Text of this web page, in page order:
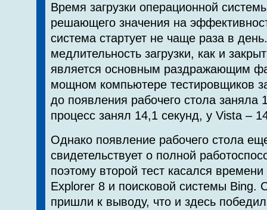
Время загрузки операционной
решающего значения на
система стартует не чаще раза в
медлительность загрузки, как и
является основным раздражающим
мощном компьютере тестировщиков
до появления рабочего стола заняла
процесс занял 14,1 секунд, у Vista –
Однако появление рабочего стола
свидетельствует о полной
поэтому второй тест касался
Explorer 8 и поисковой системы Bing.
пришли к выводу, что и здесь